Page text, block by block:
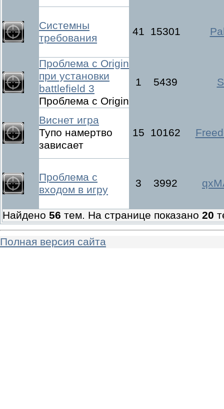
Системны
требования
41 15301
Проблема с Origin
при установки
battlefield 3
Проблема с Origin
1 5439
Виснет игра
Тупо намертво
зависает
15 10162
Проблема с
входом в игру
3 3992
Найдено 56 тем. На странице показано 20
Полная версия сайта